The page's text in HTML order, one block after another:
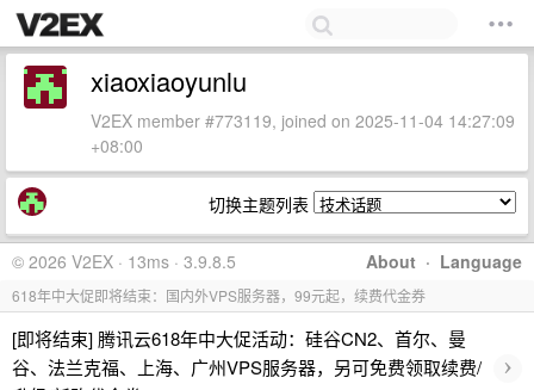
xiaoxiaoyunlu
V2EX member #773119, joined on 2025-11-04 14:27:09
+08:00
切换主题列表
About · Language
© 2026 V2EX · 13ms · 3.9.8.5
618年中大促即将结束：国内外VPS服务器，99元起，续费代金券
[即将结束] 腾讯云618年中大促活动：硅谷CN2、首尔、曼
谷、法兰克福、上海、广州VPS服务器，另可免费领取续费/
›